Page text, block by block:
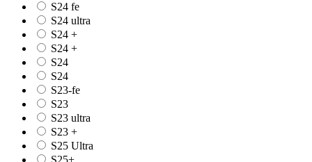
S24 fe
S24 ultra
S24 +
S24 +
S24
S24
S23-fe
S23
S23 ultra
S23 +
S25 Ultra